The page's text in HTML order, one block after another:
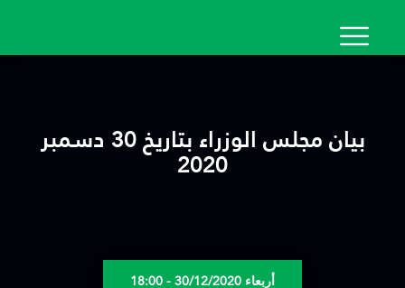
المحتوى
بيان مجلس الوزراء بتاريخ 30 دسمبر
2020
أربعاء 30/12/2020 - 18:00